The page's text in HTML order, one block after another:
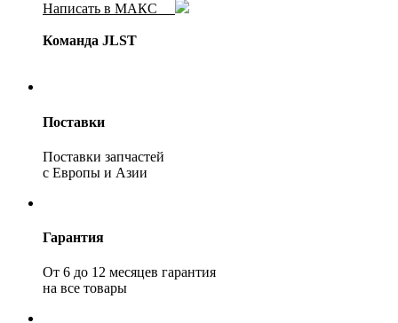
Написать в МАКС
Команда JLST
Поставки
Поставки запчастей
с Европы и Азии
Гарантия
От 6 до 12 месяцев гарантия
на все товары